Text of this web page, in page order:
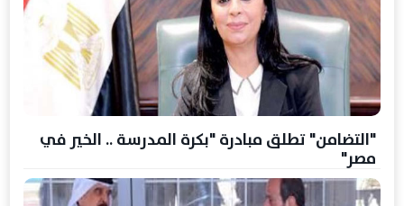
"التضامن" تطلق مبادرة "بكرة المدرسة .. الخير في
مصر"